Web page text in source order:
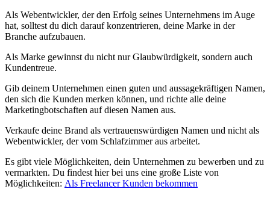
Als Webentwickler, der den Erfolg seines Unternehmens im Auge
hat, solltest du dich darauf konzentrieren, deine Marke in der
Branche aufzubauen.
Als Marke gewinnst du nicht nur Glaubwürdigkeit, sondern auch
Kundentreue.
Gib deinem Unternehmen einen guten und aussagekräftigen Namen,
den sich die Kunden merken können, und richte alle deine
Marketingbotschaften auf diesen Namen aus.
Verkaufe deine Brand als vertrauenswürdigen Namen und nicht als
Webentwickler, der vom Schlafzimmer aus arbeitet.
Es gibt viele Möglichkeiten, dein Unternehmen zu bewerben und zu
vermarkten. Du findest hier bei uns eine große Liste von
Möglichkeiten: Als Freelancer Kunden bekommen